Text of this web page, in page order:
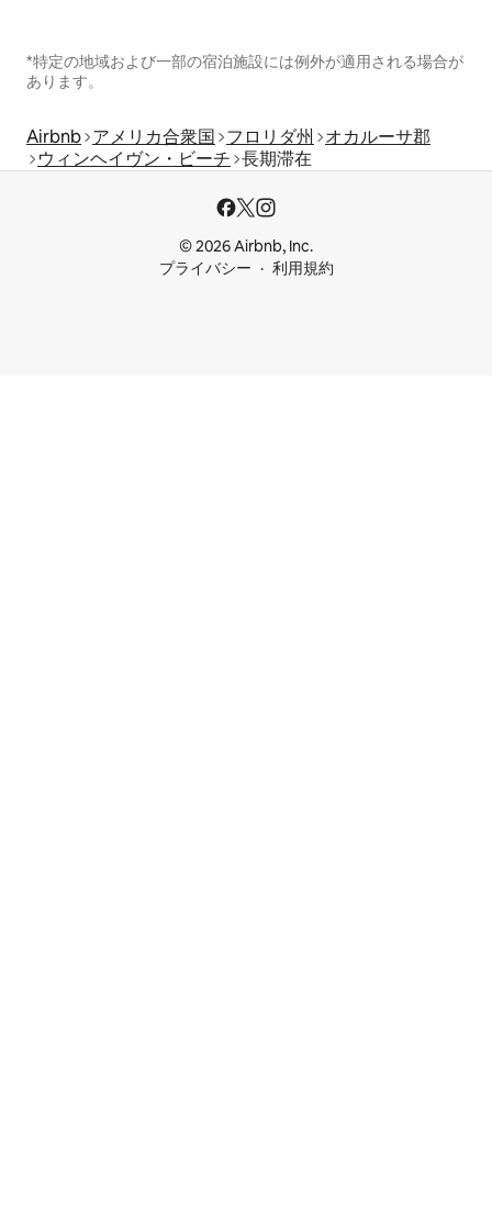
*特定の地域および一部の宿泊施設には例外が適用される場合が
あります。
Airbnb アメリカ合衆国 フロリダ州
オカルーサ郡
ウィンヘイヴン・ビーチ 長期滞在
© 2026 Airbnb, Inc.
プライバシー
利用規約